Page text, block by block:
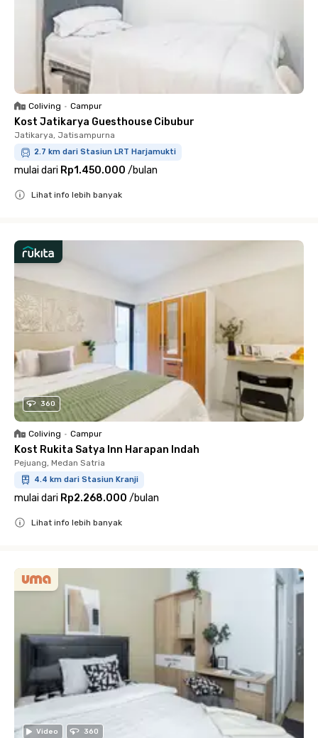
Coliving • Campur
Kost Jatikarya Guesthouse Cibubur
Jatikarya, Jatisampurna
2.7 km dari Stasiun LRT Harjamukti
mulai dari Rp1.450.000 /bulan
Lihat info lebih banyak
360
Coliving • Campur
Kost Rukita Satya Inn Harapan Indah
Pejuang, Medan Satria
4.4 km dari Stasiun Kranji
mulai dari Rp2.268.000 /bulan
Lihat info lebih banyak
Video 360